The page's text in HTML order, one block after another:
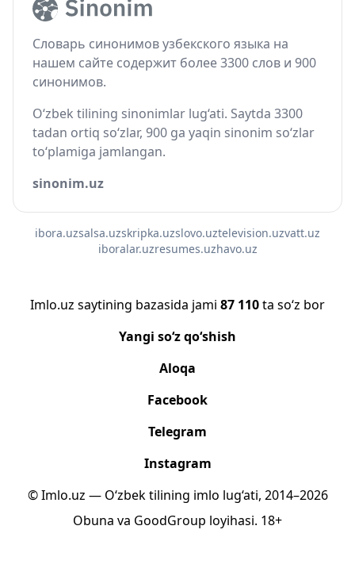
Словарь синонимов узбекского языка на
нашем сайте содержит более 3300 слов и 900
синонимов.
O‘zbek tilining sinonimlar lug‘ati. Saytda 3300
tadan ortiq so‘zlar, 900 ga yaqin sinonim so‘zlar
to‘plamiga jamlangan.
sinonim.uz
ibora.uzsalsa.uzskripka.uzslovo.uztelevision.uzvatt.uz
iboralar.uzresumes.uzhavo.uz
Imlo.uz saytining bazasida jami 87 110ta so‘z bor
Yangi so‘z qo‘shish
Aloqa
Facebook
Telegram
Instagram
© Imlo.uz — O‘zbek tilining imlo lug‘ati, 2014–2026
Obuna va GoodGroup loyihasi. 18+